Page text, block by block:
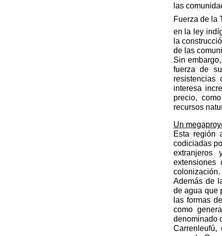
las
Fuerza de la
en la ley
la
de las
Sin
fuerza de
interesa
precio,
recursos
Un
Esta región
codiciadas
extranjeros
colonización.
Además de
de agua que
las formas
como
denominado